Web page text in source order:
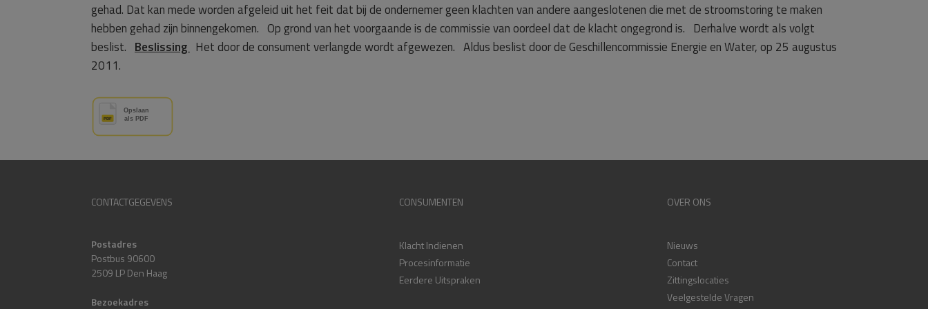
gehad. Dat kan mede worden afgeleid uit het feit dat bij de ondernemer geen klachten van andere aangeslotenen die met de stroomstoring te maken
hebben gehad zijn binnengekomen. Op grond van het voorgaande is de commissie van oordeel dat de klacht ongegrond is. Derhalve wordt als volgt
beslist. Beslissing Het door de consument verlangde wordt afgewezen. Aldus beslist door de Geschillencommissie Energie en Water, op 25 augustus
2011.
CONTACTGEGEVENS
Postadres
Postbus 90600
2509 LP Den Haag
Bezoekadres
CONSUMENTEN
Klacht Indienen
Procesinformatie
Eerdere Uitspraken
OVER ONS
Nieuws
Contact
Zittingslocaties
Veelgestelde Vragen